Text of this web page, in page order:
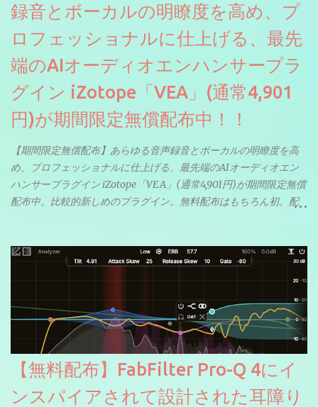
録音とボーカルの明瞭度を高め、プ
ロフェッショナルに仕上げる、最先
端のAIオーディオエンハンサープラ
グイン iZotope「VEA」(通常4,901
円)が期間限定無償配布中！！
【期間限定無償配布】あらゆる音声録音とボーカルの明瞭度を高
め、プロフェッショナルに仕上げる、最先端のAIオーディオエン
ハンサープラグイン iZotope「VEA」(通常4,901円)が期間限定無償
配布中。比較的新しめのプラグイン。無料配布はもちろん初。配
【無料配布】FabFilter Pro-Q 4にイ
ンスパイアされて設計された耳障り